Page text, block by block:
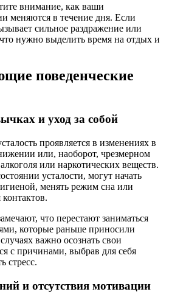
внимание, как ваши
меняются в течение дня. Если
сильное раздражение или
нужно выделить время на отдых и
поведенческие
и уход за собой
проявляется в изменениях в
или, наоборот, чрезмерном
или наркотических веществ.
усталости, могут начать
менять режим сна или
контактов.
что перестают заниматься
которые раньше приносили
важно осознать свои
с причинами, выбрав для себя
стресс.
и отсутствия мотивации